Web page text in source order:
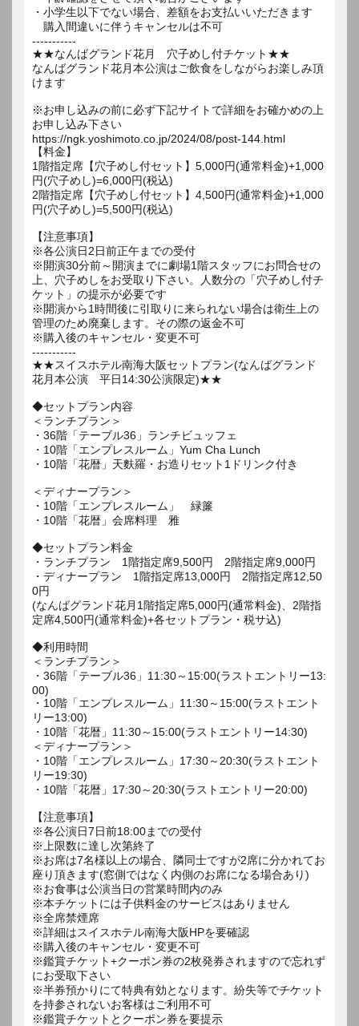
・小学生以下でない場合、差額をお支払いいただきます
購入間違いに伴うキャンセルは不可
-----------
★★なんばグランド花月 穴子めし付チケット★★
なんばグランド花月本公演はご飲食をしながらお楽しみ頂
けます
※お申し込みの前に必ず下記サイトで詳細をお確かめの上
お申し込み下さい
https://ngk.yoshimoto.co.jp/2024/08/post-144.html
【料金】
1階指定席【穴子めし付セット】5,000円(通常料金)+1,000
円(穴子めし)=6,000円(税込)
2階指定席【穴子めし付セット】4,500円(通常料金)+1,000
円(穴子めし)=5,500円(税込)
【注意事項】
※各公演日2日前正午までの受付
※開演30分前～開演までに劇場1階スタッフにお問合せの
上、穴子めしをお受取り下さい。人数分の「穴子めし付チ
ケット」の提示が必要です
※開演から1時間後に引取りに来られない場合は衛生上の
管理のため廃棄します。その際の返金不可
※購入後のキャンセル・変更不可
-----------
★★スイスホテル南海大阪セットプラン(なんばグランド
花月本公演 平日14:30公演限定)★★
◆セットプラン内容
＜ランチプラン＞
・36階「テーブル36」ランチビュッフェ
・10階「エンプレスルーム」Yum Cha Lunch
・10階「花暦」天麩羅・お造りセット1ドリンク付き
＜ディナープラン＞
・10階「エンプレスルーム」 緑簾
・10階「花暦」会席料理 雅
◆セットプラン料金
・ランチプラン 1階指定席9,500円 2階指定席9,000円
・ディナープラン 1階指定席13,000円 2階指定席12,50
0円
(なんばグランド花月1階指定席5,000円(通常料金)、2階指
定席4,500円(通常料金)+各セットプラン・税サ込)
◆利用時間
＜ランチプラン＞
・36階「テーブル36」11:30～15:00(ラストエントリー13:
00)
・10階「エンプレスルーム」11:30～15:00(ラストエント
リー13:00)
・10階「花暦」11:30～15:00(ラストエントリー14:30)
＜ディナープラン＞
・10階「エンプレスルーム」17:30～20:30(ラストエント
リー19:30)
・10階「花暦」17:30～20:30(ラストエントリー20:00)
【注意事項】
※各公演日7日前18:00までの受付
※上限数に達し次第終了
※お席は7名様以上の場合、隣同士ですが2席に分かれてお
座り頂きます(窓側ではなく内側のお席になる場合あり)
※お食事は公演当日の営業時間内のみ
※本チケットには子供料金のサービスはありません
※全席禁煙席
※詳細はスイスホテル南海大阪HPを要確認
※購入後のキャンセル・変更不可
※鑑賞チケット+クーポン券の2枚発券されますので忘れず
にお受取下さい
※半券預かりにて特典有効となります。紛失等でチケット
を持参されないお客様はご利用不可
※鑑賞チケットとクーポン券を要提示